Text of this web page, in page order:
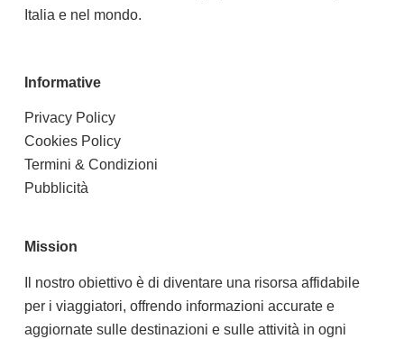
Italia e nel mondo.
Informative
Privacy Policy
Cookies Policy
Termini & Condizioni
Pubblicità
Mission
Il nostro obiettivo è di diventare una risorsa affidabile
per i viaggiatori, offrendo informazioni accurate e
aggiornate sulle destinazioni e sulle attività in ogni